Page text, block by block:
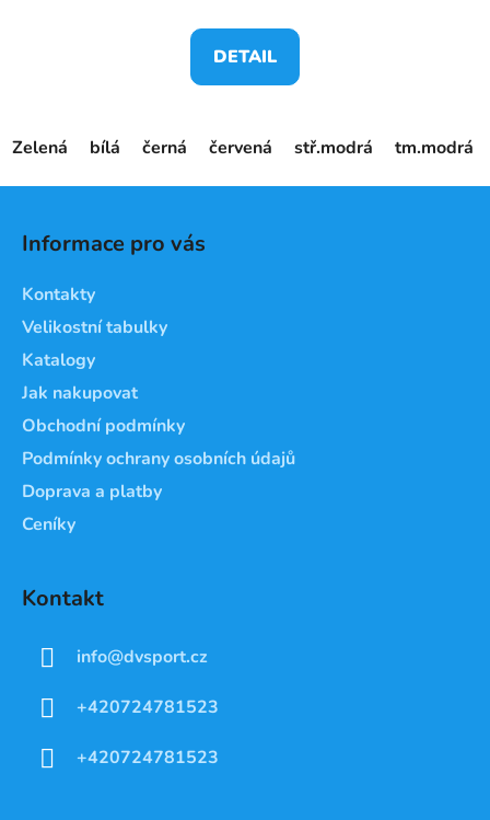
DETAIL
Zelená bílá černá červená stř.modrá tm.modrá
Informace pro vás
Kontakty
Velikostní tabulky
Katalogy
Jak nakupovat
Obchodní podmínky
Podmínky ochrany osobních údajů
Doprava a platby
Ceníky
Kontakt
info@dvsport.cz
+420724781523
+420724781523